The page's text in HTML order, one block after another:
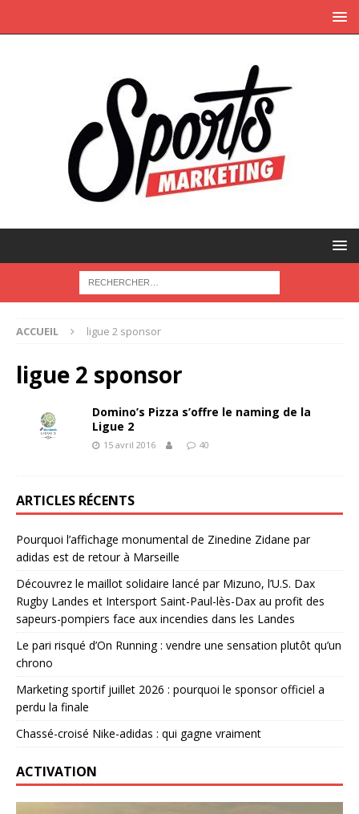
ACCUEIL ligue 2 sponsor
ligue 2 sponsor
Domino’s Pizza s’offre le naming de la
Ligue 2
15 avril 2016 40
ARTICLES RÉCENTS
Pourquoi l’affichage monumental de Zinedine Zidane par
adidas est de retour à Marseille
Découvrez le maillot solidaire lancé par Mizuno, l’U.S. Dax
Rugby Landes et Intersport Saint-Paul-lès-Dax au profit des
sapeurs-pompiers face aux incendies dans les Landes
Le pari risqué d’On Running : vendre une sensation plutôt qu’un
chrono
Marketing sportif juillet 2026 : pourquoi le sponsor officiel a
perdu la finale
Chassé-croisé Nike-adidas : qui gagne vraiment
ACTIVATION